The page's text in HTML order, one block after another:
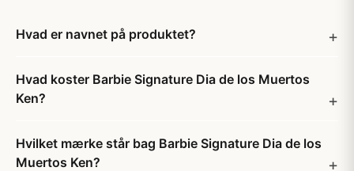
Hvad er navnet på produktet?
Hvad koster Barbie Signature Dia de los Muertos
Ken?
Hvilket mærke står bag Barbie Signature Dia de los
Muertos Ken?